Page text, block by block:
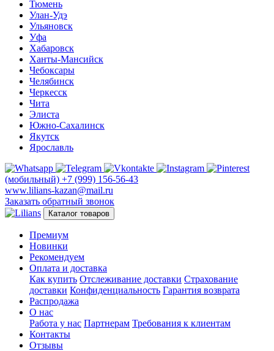
Тюмень
Улан-Удэ
Ульяновск
Уфа
Хабаровск
Ханты-Мансийск
Чебоксары
Челябинск
Черкесск
Чита
Элиста
Южно-Сахалинск
Якутск
Ярославль
(мобильный) +7 (999) 156-56-43
www.lilians-kazan@mail.ru
Заказать обратный звонок
Каталог товаров
Премиум
Новинки
Рекомендуем
Оплата и доставка
Как купить Отслеживание доставки Страхование
доставки Конфиденциальность Гарантия возврата
Распродажа
О нас
Работа у нас Партнерам Требования к клиентам
Контакты
Отзывы